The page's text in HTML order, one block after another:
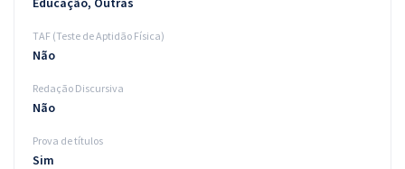
TAF (Teste de Aptidão Física)
Não
Redação Discursiva
Não
Prova de títulos
Sim